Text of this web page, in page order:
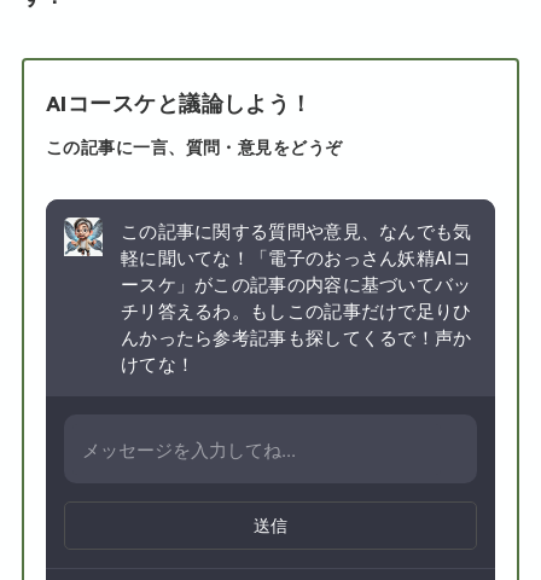
AIコースケと議論しよう！
この記事に一言、質問・意見をどうぞ
この記事に関する質問や意見、なんでも気
軽に聞いてな！「電子のおっさん妖精AIコ
ースケ」がこの記事の内容に基づいてバッ
チリ答えるわ。もしこの記事だけで足りひ
んかったら参考記事も探してくるで！声か
けてな！
送信